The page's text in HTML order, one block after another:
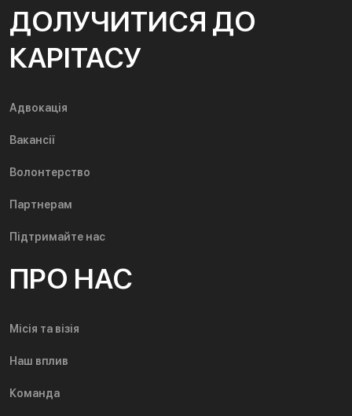
ДОЛУЧИТИСЯ ДО
КАРІТАСУ
Адвокація
Вакансії
Волонтерство
Партнерам
Підтримайте нас
ПРО НАС
Місія та візія
Наш вплив
Команда